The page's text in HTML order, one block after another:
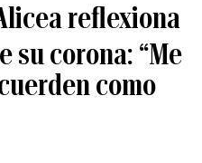
reflexiona
su corona: “Me
como